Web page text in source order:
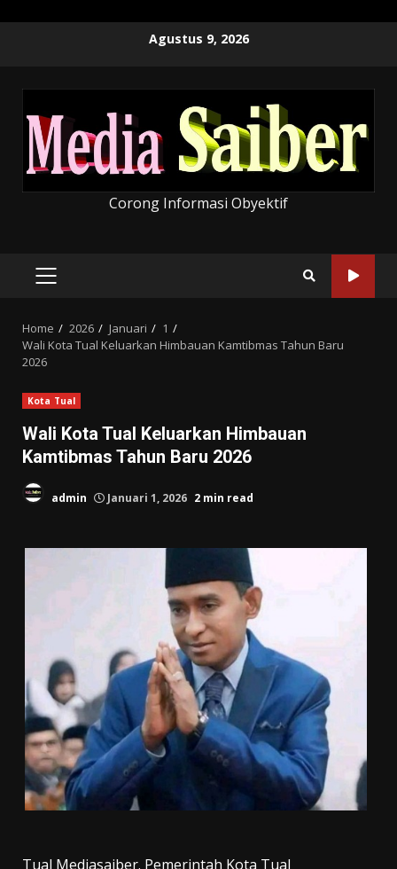
Agustus 9, 2026
Corong Informasi Obyektif
PRIMARY
Home 2026 Januari
1
Wali Kota Tual Keluarkan Himbauan Kamtibmas Tahun Baru
2026
Kota Tual
Wali Kota Tual Keluarkan Himbauan
Kamtibmas Tahun Baru 2026
admin Januari 1, 2026 2 min read
Tual Mediasaiber. Pemerintah Kota Tual